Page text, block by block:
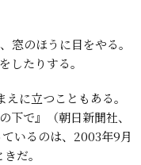
窓のほうに目をやる。
したりする。
に立つこともある。
下で』（朝日新聞社、
いるのは、2003年9月
だ。